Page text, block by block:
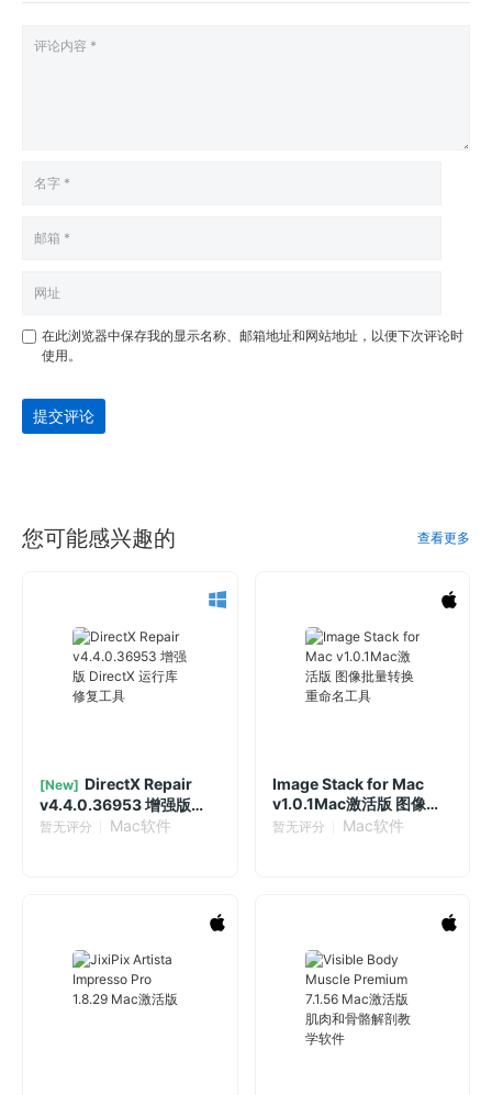
在此浏览器中保存我的显示名称、邮箱地址和网站地址，以便下次评论时
使用。
提交评论
您可能感兴趣的 查看更多
[New] DirectX Repair
v4.4.0.36953 增强版
DirectX 运行库修复工具
暂无评分 Mac软件
Image Stack for Mac
v1.0.1Mac激活版 图像批
量转换重命名工具
暂无评分 Mac软件